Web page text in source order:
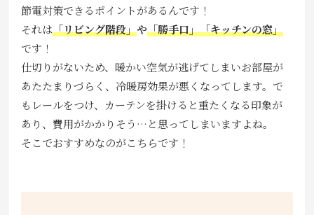
節電対策できるポイントがあるんです！
それは「リビング階段」や「勝手口」「キッチンの窓」
です！
仕切りがないため、暖かい空気が逃げてしまいお部屋が
あたたまりづらく、冷暖房効果が悪くなってします。で
もレールをつけ、カーテンを掛けると重たくなる印象が
あり、費用がかかりそう…と思ってしまいますよね。
そこでおすすめなのがこちらです！